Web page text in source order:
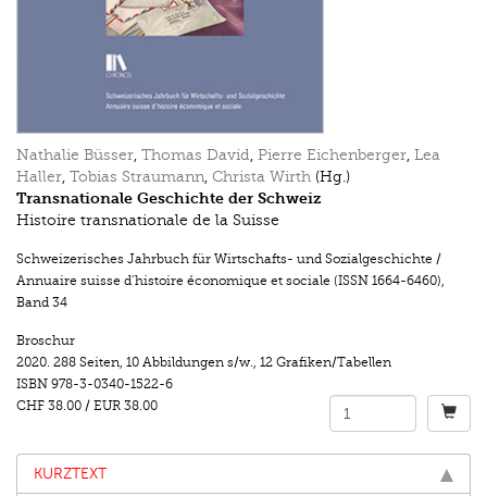
Nathalie Büsser, Thomas David, Pierre Eichenberger, Lea
Haller, Tobias Straumann, Christa Wirth (Hg.)
Transnationale Geschichte der Schweiz
Histoire transnationale de la Suisse
Schweizerisches Jahrbuch für Wirtschafts- und Sozialgeschichte /
Annuaire suisse d’histoire économique et sociale (ISSN 1664-6460),
Band 34
Broschur
2020. 288 Seiten, 10 Abbildungen s/w., 12 Grafiken/Tabellen
ISBN 978-3-0340-1522-6
CHF 38.00 / EUR 38.00
KURZTEXT